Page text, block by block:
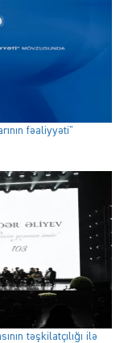
fəaliyyəti"
təşkilatçılığı ilə